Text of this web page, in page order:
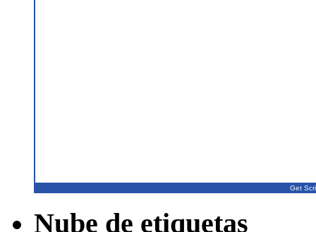
Get
Nube de etiquetas